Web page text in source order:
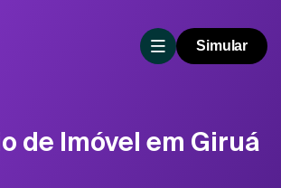
Simular
de Imóvel em Giruá